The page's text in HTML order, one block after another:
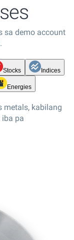
sa demo account
Stocks Indices
Energies
metals, kabilang
pa